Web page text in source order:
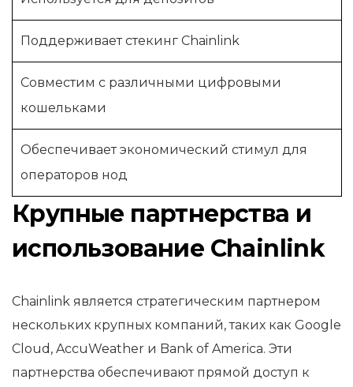
Поддерживает стекинг Chainlink
Совместим с различными цифровыми
кошельками
Обеспечивает экономический стимул для
операторов нод
Крупные партнерства и
использование Chainlink
Chainlink является стратегическим партнером
нескольких крупных компаний, таких как Google
Cloud, AccuWeather и Bank of America. Эти
партнерства обеспечивают прямой доступ к